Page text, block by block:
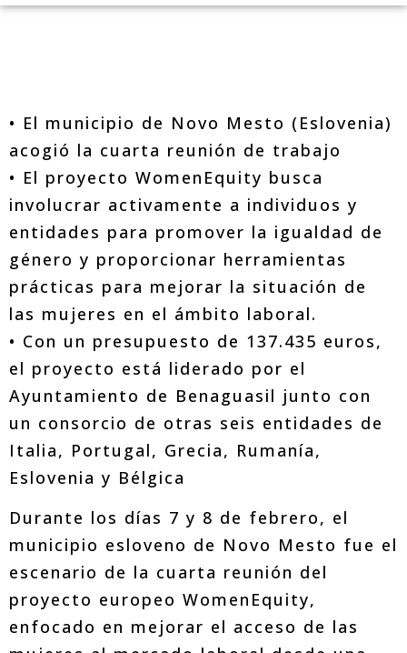
• El municipio de Novo Mesto (Eslovenia)
acogió la cuarta reunión de trabajo
• El proyecto WomenEquity busca
involucrar activamente a individuos y
entidades para promover la igualdad de
género y proporcionar herramientas
prácticas para mejorar la situación de
las mujeres en el ámbito laboral.
• Con un presupuesto de 137.435 euros,
el proyecto está liderado por el
Ayuntamiento de Benaguasil junto con
un consorcio de otras seis entidades de
Italia, Portugal, Grecia, Rumanía,
Eslovenia y Bélgica
Durante los días 7 y 8 de febrero, el
municipio esloveno de Novo Mesto fue el
escenario de la cuarta reunión del
proyecto europeo WomenEquity,
enfocado en mejorar el acceso de las